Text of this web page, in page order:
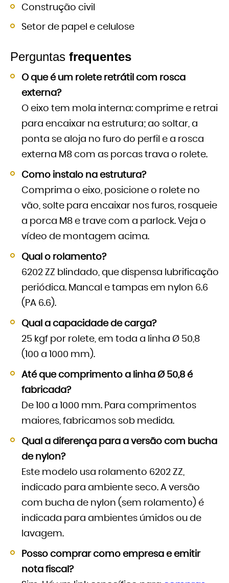
Construção civil
Setor de papel e celulose
Perguntas frequentes
O que é um rolete retrátil com rosca
externa?
O eixo tem mola interna: comprime e retrai
para encaixar na estrutura; ao soltar, a
ponta se aloja no furo do perfil e a rosca
externa M8 com as porcas trava o rolete.
Como instalo na estrutura?
Comprima o eixo, posicione o rolete no
vão, solte para encaixar nos furos, rosqueie
a porca M8 e trave com a parlock. Veja o
vídeo de montagem acima.
Qual o rolamento?
6202 ZZ blindado, que dispensa lubrificação
periódica. Mancal e tampas em nylon 6.6
(PA 6.6).
Qual a capacidade de carga?
25 kgf por rolete, em toda a linha Ø 50,8
(100 a 1000 mm).
Até que comprimento a linha Ø 50,8 é
fabricada?
De 100 a 1000 mm. Para comprimentos
maiores, fabricamos sob medida.
Qual a diferença para a versão com bucha
de nylon?
Este modelo usa rolamento 6202 ZZ,
indicado para ambiente seco. A versão
com bucha de nylon (sem rolamento) é
indicada para ambientes úmidos ou de
lavagem.
Posso comprar como empresa e emitir
nota fiscal?